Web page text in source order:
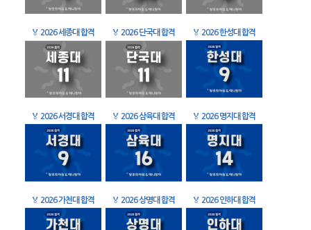
🏅 2026 세종대 합격 🏅 2026 단국대 합격 🏅 2026 한성대 합격
🏅 2026 서경대 합격 🏅 2026 삼육대 합격 🏅 2026 명지대 합격
🏅 2026 가천대 합격 🏅 2026 상명대 합격 🏅 2026 인하대 합격